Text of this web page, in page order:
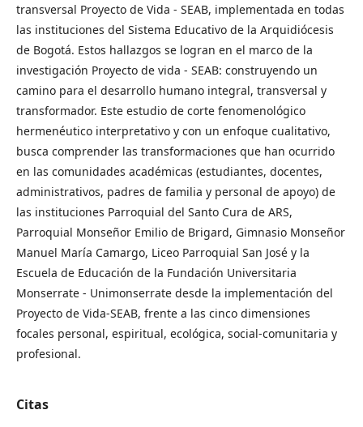
transversal Proyecto de Vida - SEAB, implementada en todas
las instituciones del Sistema Educativo de la Arquidiócesis
de Bogotá. Estos hallazgos se logran en el marco de la
investigación Proyecto de vida - SEAB: construyendo un
camino para el desarrollo humano integral, transversal y
transformador. Este estudio de corte fenomenológico
hermenéutico interpretativo y con un enfoque cualitativo,
busca comprender las transformaciones que han ocurrido
en las comunidades académicas (estudiantes, docentes,
administrativos, padres de familia y personal de apoyo) de
las instituciones Parroquial del Santo Cura de ARS,
Parroquial Monseñor Emilio de Brigard, Gimnasio Monseñor
Manuel María Camargo, Liceo Parroquial San José y la
Escuela de Educación de la Fundación Universitaria
Monserrate - Unimonserrate desde la implementación del
Proyecto de Vida-SEAB, frente a las cinco dimensiones
focales personal, espiritual, ecológica, social-comunitaria y
profesional.
Citas